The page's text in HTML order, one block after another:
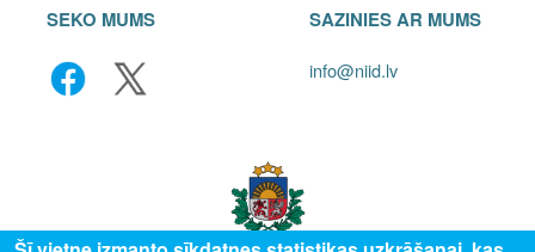
SEKO MUMS SAZINIES AR MUMS
info@niid.lv